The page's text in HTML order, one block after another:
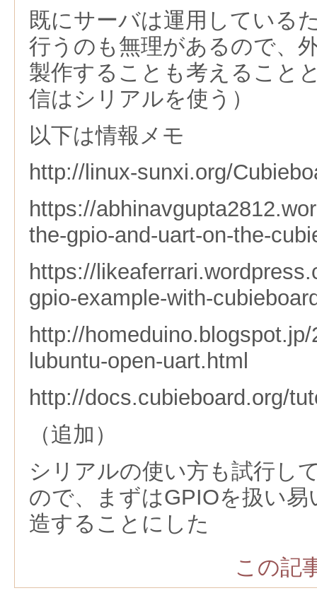
既にサーバは運用している
行うのも無理があるので、
製作することも考えること
信はシリアルを使う）
以下は情報メモ
http://linux-sunxi.org/
https://
the-gpio-and-uart-on-the-
https://
gpio-example-with-
http://
lubuntu-open-uart.html
http://docs.cubieboard.org/
（追加）
シリアルの使い方も試行し
ので、まずはGPIOを扱い
造することにした
この記